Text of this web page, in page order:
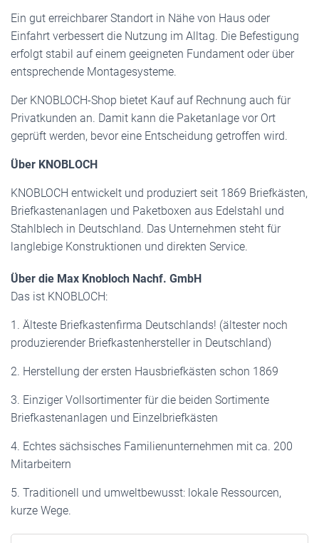
Ein gut erreichbarer Standort in Nähe von Haus oder
Einfahrt verbessert die Nutzung im Alltag. Die Befestigung
erfolgt stabil auf einem geeigneten Fundament oder über
entsprechende Montagesysteme.
Der KNOBLOCH-Shop bietet Kauf auf Rechnung auch für
Privatkunden an. Damit kann die Paketanlage vor Ort
geprüft werden, bevor eine Entscheidung getroffen wird.
Über KNOBLOCH
KNOBLOCH entwickelt und produziert seit 1869 Briefkästen,
Briefkastenanlagen und Paketboxen aus Edelstahl und
Stahlblech in Deutschland. Das Unternehmen steht für
langlebige Konstruktionen und direkten Service.
Über die Max Knobloch Nachf. GmbH
Das ist KNOBLOCH:
1. Älteste Briefkastenfirma Deutschlands! (ältester noch
produzierender Briefkastenhersteller in Deutschland)
2. Herstellung der ersten Hausbriefkästen schon 1869
3. Einziger Vollsortimenter für die beiden Sortimente
Briefkastenanlagen und Einzelbriefkästen
4. Echtes sächsisches Familienunternehmen mit ca. 200
Mitarbeitern
5. Traditionell und umweltbewusst: lokale Ressourcen,
kurze Wege.